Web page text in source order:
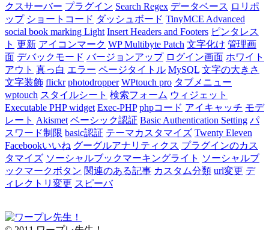
クスサーバー プラグイン Search Regex データベース ロリポ
ップ ショートコード ダッシュボード TinyMCE Advanced
social book marking Light Insert Headers and Footers ピンタレス
ト 更新 アイコンマーク WP Multibyte Patch 文字化け 管理画
面 デバックモード バージョンアップ ログイン画面 ホワイト
アウト 真っ白 エラー ページタイトル MySQL 文字の大きさ
文字装飾 flickr photodropper WPtouch pro タブメニュー
wptouch スタイルシート 検索フォーム ウィジェット
Executable PHP widget Exec-PHP phpコード アイキャッチ モデ
レート Akismet ベーシック認証 Basic Authentication Setting パ
スワード制限 basic認証 テーマカスタマイズ Twenty Eleven
Facebookいいね グーグルアナリティクス プラグインのカス
タマイズ ソーシャルブックマーキングライト ソーシャルブ
ックマークボタン 関連のある記事 カスタム分類 url変更 デ
ィレクトリ変更 スピーバ